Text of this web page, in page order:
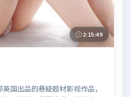
2:15:49
国出品的悬疑题材影视作品，